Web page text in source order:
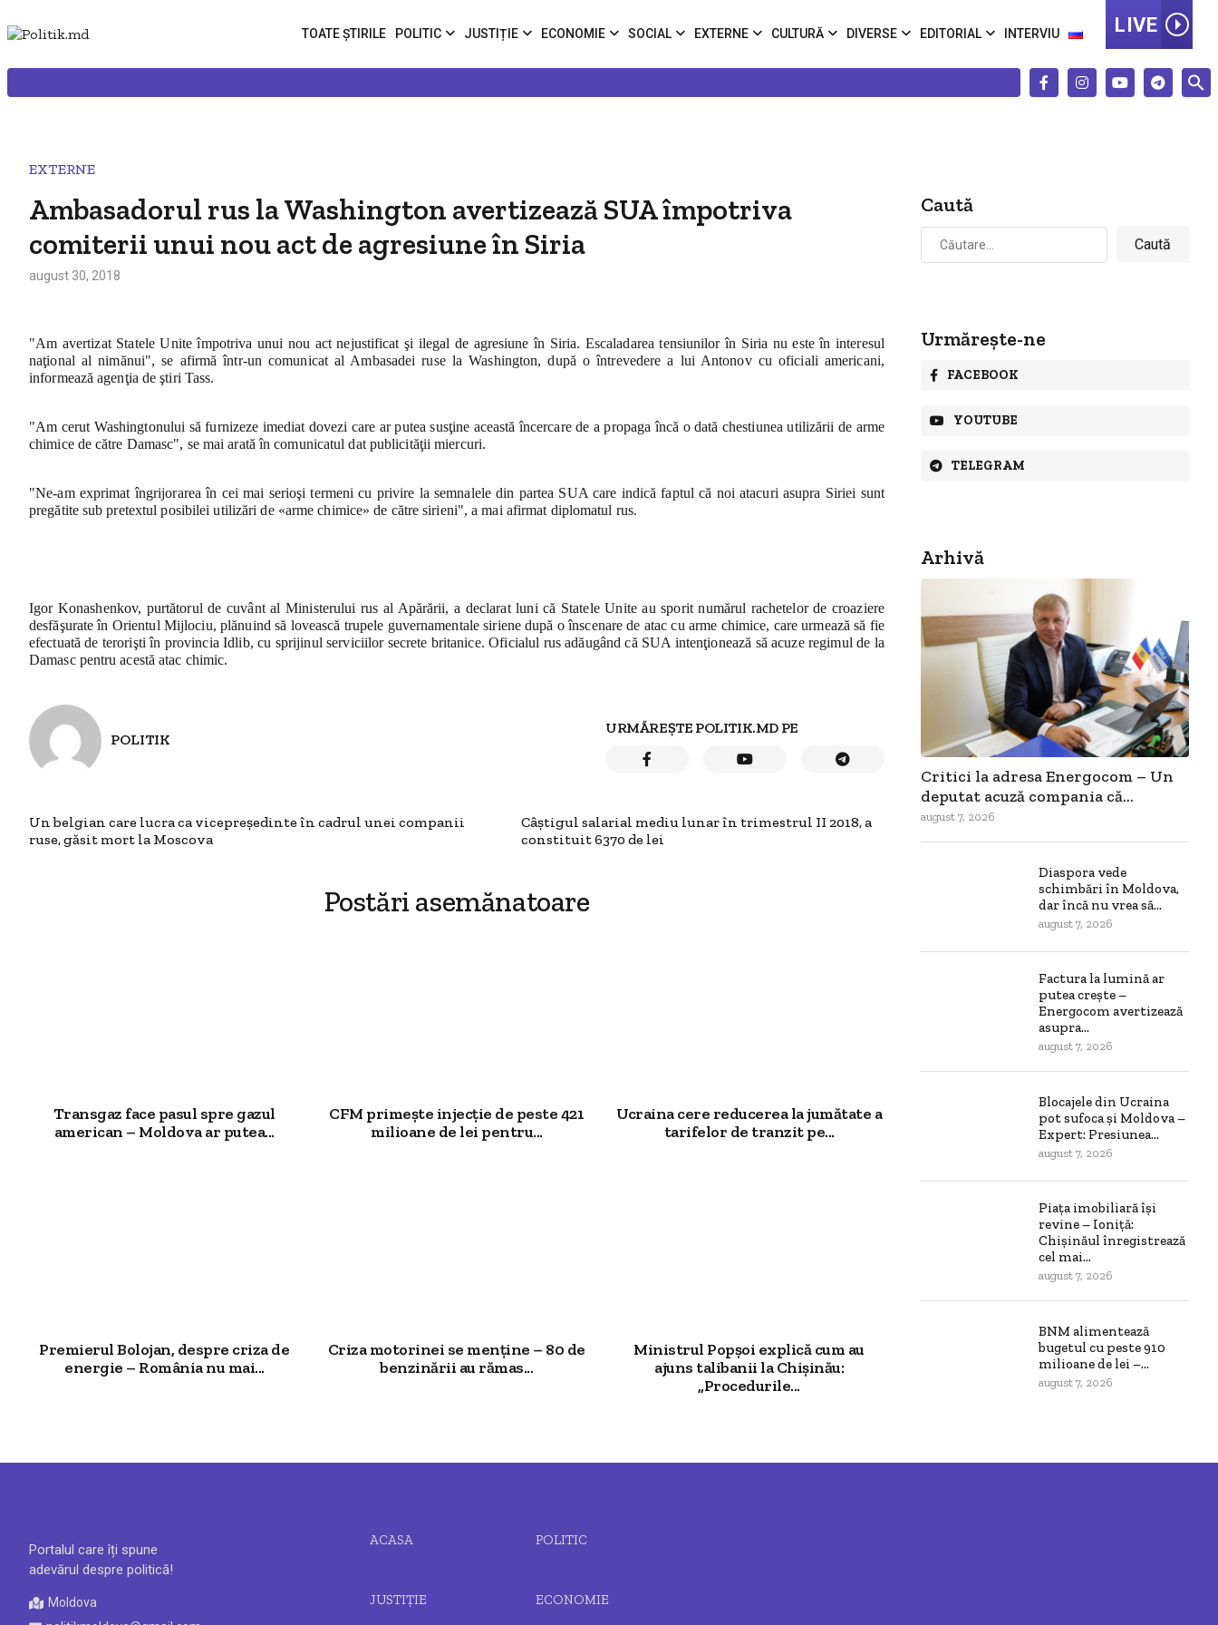
TOATE ȘTIRILE POLITIC JUSTIȚIE ECONOMIE SOCIAL EXTERNE CULTURĂ DIVERSE EDITORIAL INTERVIU LIVE
EXTERNE
Ambasadorul rus la Washington avertizează SUA împotriva
comiterii unui nou act de agresiune în Siria
august 30, 2018
"Am avertizat Statele Unite împotriva unui nou act nejustificat şi ilegal de agresiune în Siria. Escaladarea tensiunilor în Siria nu este în interesul
naţional al nimănui", se afirmă într-un comunicat al Ambasadei ruse la Washington, după o întrevedere a lui Antonov cu oficiali americani,
informează agenţia de ştiri Tass.
"Am cerut Washingtonului să furnizeze imediat dovezi care ar putea susţine această încercare de a propaga încă o dată chestiunea utilizării de arme
chimice de către Damasc", se mai arată în comunicatul dat publicităţii miercuri.
"Ne-am exprimat îngrijorarea în cei mai serioşi termeni cu privire la semnalele din partea SUA care indică faptul că noi atacuri asupra Siriei sunt
pregătite sub pretextul posibilei utilizări de «arme chimice» de către sirieni", a mai afirmat diplomatul rus.
Igor Konashenkov, purtătorul de cuvânt al Ministerului rus al Apărării, a declarat luni că Statele Unite au sporit numărul rachetelor de croaziere
desfăşurate în Orientul Mijlociu, plănuind să lovească trupele guvernamentale siriene după o înscenare de atac cu arme chimice, care urmează să fie
efectuată de terorişti în provincia Idlib, cu sprijinul serviciilor secrete britanice. Oficialul rus adăugând că SUA intenţionează să acuze regimul de la
Damasc pentru acestă atac chimic.
POLITIK
URMĂREȘTE POLITIK.MD PE
Un belgian care lucra ca vicepreşedinte în cadrul unei companii
ruse, găsit mort la Moscova
Câștigul salarial mediu lunar în trimestrul II 2018, a
constituit 6370 de lei
Postări asemănatoare
Transgaz face pasul spre gazul
american – Moldova ar putea...
CFM primește injecție de peste 421
milioane de lei pentru...
Ucraina cere reducerea la jumătate a
tarifelor de tranzit pe...
Premierul Bolojan, despre criza de
energie – România nu mai...
Criza motorinei se menține – 80 de
benzinării au rămas...
Ministrul Popșoi explică cum au
ajuns talibanii la Chișinău:
„Procedurile...
Caută
Caută
după:
Urmărește-ne
FACEBOOK
YOUTUBE
TELEGRAM
Arhivă
Critici la adresa Energocom – Un
deputat acuză compania că...
august 7, 2026
Diaspora vede
schimbări în Moldova,
dar încă nu vrea să...
august 7, 2026
Factura la lumină ar
putea crește –
Energocom avertizează
asupra...
august 7, 2026
Blocajele din Ucraina
pot sufoca și Moldova –
Expert: Presiunea...
august 7, 2026
Piața imobiliară își
revine – Ioniță:
Chișinăul înregistrează
cel mai...
august 7, 2026
BNM alimentează
bugetul cu peste 910
milioane de lei –...
august 7, 2026
Portalul care îți spune
adevărul despre politică!
Moldova
ACASA POLITIC
JUSTIȚIE ECONOMIE